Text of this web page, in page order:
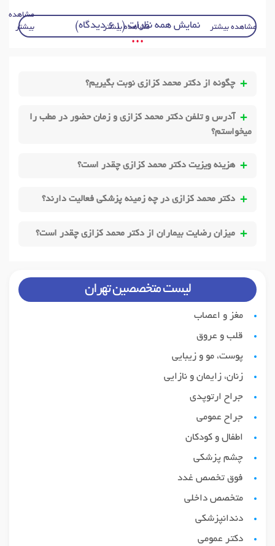
مشاهده بیشتر مشاهده بیشتر
مشاهده
بیشتر
نمایش همه نظرات (61 دیدگاه)
• • •
چگونه از دکتر محمد کزازی نوبت بگیریم؟
آدرس و تلفن دکتر محمد کزازی و زمان حضور در مطب را
میخواستم؟
هزینه ویزیت دکتر محمد کزازی چقدر است؟
دکتر محمد کزازی در چه زمینه پزشکی فعالیت دارند؟
میزان رضایت بیماران از دکتر محمد کزازی چقدر است؟
لیست متخصصین تهران
مغز و اعصاب
قلب و عروق
پوست، مو و زیبایی
زنان، زایمان و نازایی
جراح ارتوپدی
جراح عمومی
اطفال و کودکان
چشم پزشکی
فوق تخصص غدد
متخصص داخلی
دندانپزشکی
دکتر عمومی